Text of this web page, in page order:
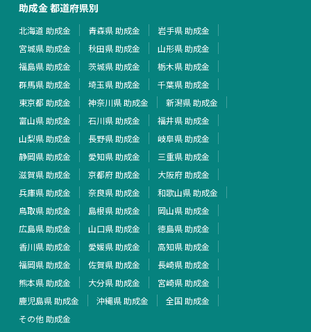
助成金 都道府県別
北海道 助成金 青森県 助成金
岩手県 助成金
宮城県 助成金
秋田県 助成金
山形県 助成金
福島県 助成金
茨城県 助成金
栃木県 助成金
群馬県 助成金
埼玉県 助成金
千葉県 助成金
東京都 助成金
神奈川県 助成金
新潟県 助成金
富山県 助成金
石川県 助成金
福井県 助成金
山梨県 助成金
長野県 助成金
岐阜県 助成金
静岡県 助成金
愛知県 助成金
三重県 助成金
滋賀県 助成金
京都府 助成金
大阪府 助成金
兵庫県 助成金
奈良県 助成金
和歌山県 助成金
鳥取県 助成金
島根県 助成金
岡山県 助成金
広島県 助成金
山口県 助成金
徳島県 助成金
香川県 助成金
愛媛県 助成金
高知県 助成金
福岡県 助成金
佐賀県 助成金
長崎県 助成金
熊本県 助成金
大分県 助成金
宮崎県 助成金
鹿児島県 助成金
沖縄県 助成金
全国 助成金
その他 助成金